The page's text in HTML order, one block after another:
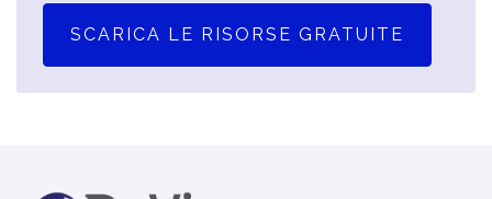
SCARICA LE RISORSE GRATUITE